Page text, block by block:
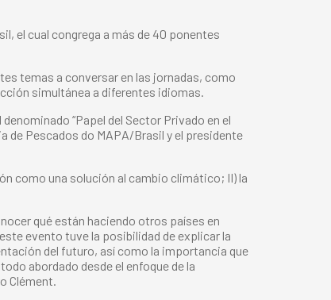
el cual congrega a más de 40 ponentes
temas a conversar en las jornadas, como
simultánea a diferentes idiomas.
“Papel del Sector Privado en el
de Pescados do MAPA/Brasil y el presidente
como una solución al cambio climático; II) la
qué están haciendo otros países en
evento tuve la posibilidad de explicar la
del futuro, así como la importancia que
abordado desde el enfoque de la
Clément.